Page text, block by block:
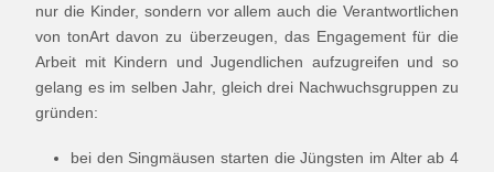
nur die Kinder, sondern vor allem auch die Verantwortlichen
von tonArt davon zu überzeugen, das Engagement für die
Arbeit mit Kindern und Jugendlichen aufzugreifen und so
gelang es im selben Jahr, gleich drei Nachwuchsgruppen zu
gründen:
bei den Singmäusen starten die Jüngsten im Alter ab 4